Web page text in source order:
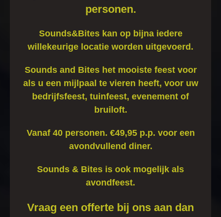
personen.
Sounds&Bites kan op bijna iedere
willekeurige locatie worden uitgevoerd.
Sounds and Bites het mooiste feest voor
als u een mijlpaal te vieren heeft, voor uw
bedrijfsfeest, tuinfeest, evenement of
bruiloft.
Vanaf 40 personen. €49,95 p.p. voor een
avondvullend diner.
Sounds & Bites is ook mogelijk als
avondfeest.
Vraag een offerte bij ons aan dan